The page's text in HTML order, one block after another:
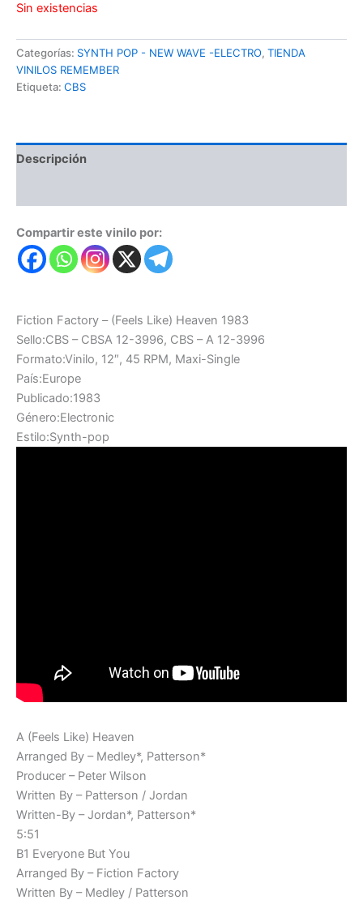
era:
30,00 €.20,90 €.
Sin existencias
Categorías: SYNTH POP - NEW WAVE -ELECTRO, TIENDA
VINILOS REMEMBER
Etiqueta: CBS
Descripción
Compartir este vinilo por:
Fiction Factory – (Feels Like) Heaven 1983
Sello:CBS – CBSA 12-3996, CBS – A 12-3996
Formato:Vinilo, 12″, 45 RPM, Maxi-Single
País:Europe
Publicado:1983
Género:Electronic
Estilo:Synth-pop
A (Feels Like) Heaven
Arranged By – Medley*, Patterson*
Producer – Peter Wilson
Written By – Patterson / Jordan
Written-By – Jordan*, Patterson*
5:51
B1 Everyone But You
Arranged By – Fiction Factory
Written By – Medley / Patterson